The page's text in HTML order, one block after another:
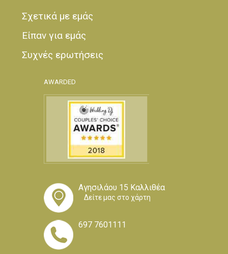
Σχετικά με εμάς
Είπαν για εμάς
Συχνές ερωτήσεις
AWARDED
Αγησιλάου 15 Καλλιθέα
Δείτε μας στο χάρτη
697 7601111